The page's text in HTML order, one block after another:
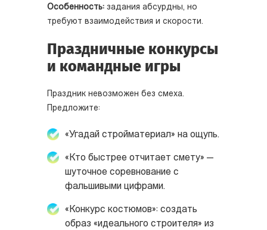
Особенность: задания абсурдны, но
требуют взаимодействия и скорости.
Праздничные конкурсы
и командные игры
Праздник невозможен без смеха.
Предложите:
«Угадай стройматериал» на ощупь.
«Кто быстрее отчитает смету» —
шуточное соревнование с
фальшивыми цифрами.
«Конкурс костюмов»: создать
образ «идеального строителя» из